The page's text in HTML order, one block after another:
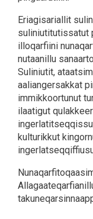
Eriagisariallit
suliniutitutissatut
illoqarfiini
nutaanillu
Suliniutit,
aaliangersakkat
immikkoortunut
ilaatigut
kulturikkut